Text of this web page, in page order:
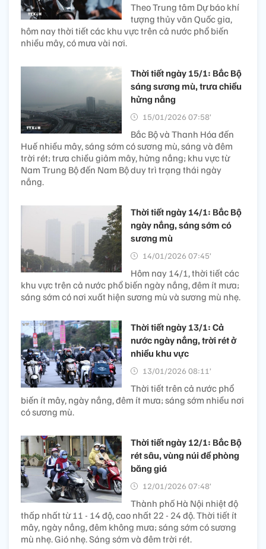
Theo Trung tâm Dự báo khí
tượng thủy văn Quốc gia,
hôm nay thời tiết các khu vực trên cả nước phổ biến
nhiều mây, có mưa vài nơi.
Thời tiết ngày 15/1: Bắc Bộ
sáng sương mù, trưa chiều
hửng nắng
15/01/2026 07:58’
Bắc Bộ và Thanh Hóa đến
Huế nhiều mây, sáng sớm có sương mù, sáng và đêm
trời rét; trưa chiều giảm mây, hửng nắng; khu vực từ
Nam Trung Bộ đến Nam Bộ duy trì trạng thái ngày
nắng.
Thời tiết ngày 14/1: Bắc Bộ
ngày nắng, sáng sớm có
sương mù
14/01/2026 07:45’
Hôm nay 14/1, thời tiết các
khu vực trên cả nước phổ biến ngày nắng, đêm ít mưa;
sáng sớm có nơi xuất hiện sương mù và sương mù nhẹ.
Thời tiết ngày 13/1: Cả
nước ngày nắng, trời rét ở
nhiều khu vực
13/01/2026 08:11’
Thời tiết trên cả nước phổ
biến ít mây, ngày nắng, đêm ít mưa; sáng sớm nhiều nơi
có sương mù.
Thời tiết ngày 12/1: Bắc Bộ
rét sâu, vùng núi đề phòng
băng giá
12/01/2026 07:48’
Thành phố Hà Nội nhiệt độ
thấp nhất từ 11 - 14 độ, cao nhất 22 - 24 độ. Thời tiết ít
mây, ngày nắng, đêm không mưa; sáng sớm có sương
mù nhẹ. Gió nhẹ. Sáng sớm và đêm trời rét.